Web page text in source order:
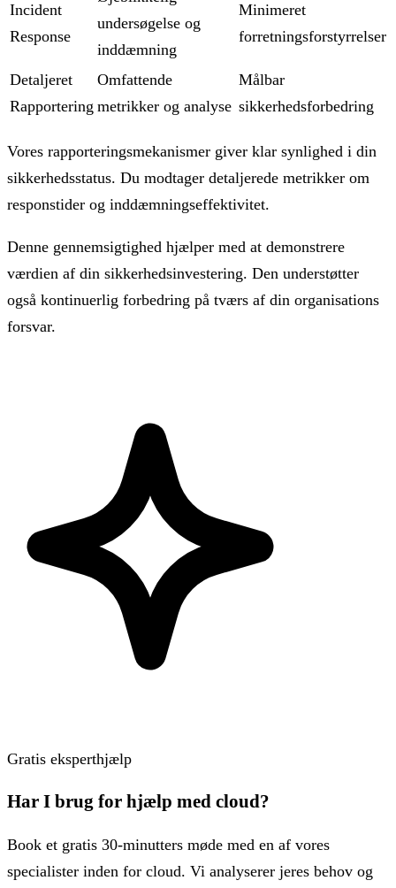
Incident
Response
undersøgelse og
inddæmning
Minimeret
forretningsforstyrrelser
Detaljeret
Rapportering
Omfattende
metrikker og analyse
Målbar
sikkerhedsforbedring
Vores rapporteringsmekanismer giver klar synlighed i din
sikkerhedsstatus. Du modtager detaljerede metrikker om
responstider og inddæmningseffektivitet.
Denne gennemsigtighed hjælper med at demonstrere
værdien af din sikkerhedsinvestering. Den understøtter
også kontinuerlig forbedring på tværs af din organisations
forsvar.
Gratis eksperthjælp
Har I brug for hjælp med cloud?
Book et gratis 30-minutters møde med en af vores
specialister inden for cloud. Vi analyserer jeres behov og